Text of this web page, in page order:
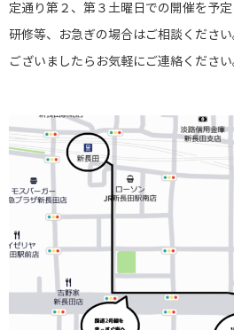
定通り第２、第３土曜日での開催を予
研修等、お急ぎの場合はご相談くださ
ございましたらお気軽にご連絡ください